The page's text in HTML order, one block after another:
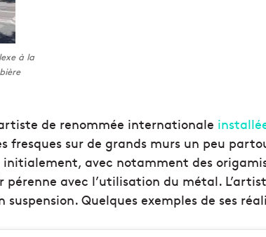
à la
de renommée internationale
fresques sur de grands murs un peu
avec notamment des
pérenne avec l’utilisation du métal.
Quelques exemples de ses